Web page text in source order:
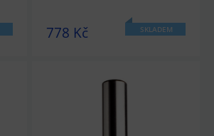
778 Kč SKLADEM